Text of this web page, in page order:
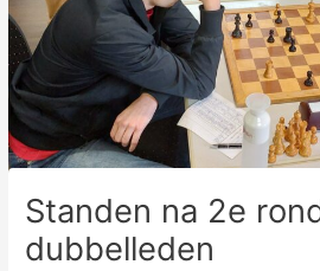
Standen na 2e
dubbelleden